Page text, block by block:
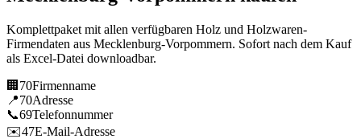
Komplettpaket mit allen verfügbaren Holz und Holzwaren-
Firmendaten aus Mecklenburg-Vorpommern. Sofort nach dem Kauf
als Excel-Datei downloadbar.
🏢 70Firmenname
📍70Adresse
📞69Telefonnummer
✉️47E-Mail-Adresse